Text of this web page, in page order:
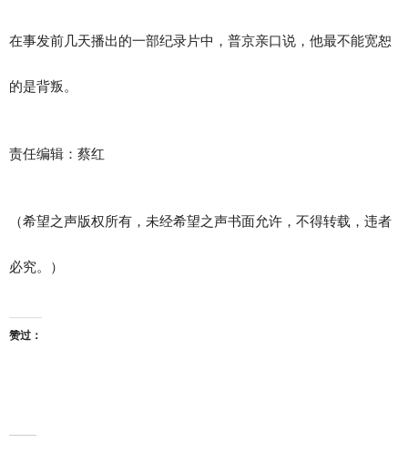
在事发前几天播出的一部纪录片中，普京亲口说，他最不能宽恕
的是背叛。
责任编辑： 蔡红
（希望之声版权所有，未经希望之声书面允许，不得转载，违者
必究。）
赞过：